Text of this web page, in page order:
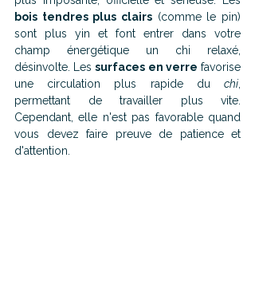
bois tendres plus clairs (comme le pin)
sont plus yin et font entrer dans votre
champ énergétique un chi relaxé,
désinvolte. Les surfaces en verre favorise
une circulation plus rapide du chi,
permettant de travailler plus vite.
Cependant, elle n'est pas favorable quand
vous devez faire preuve de patience et
d'attention.